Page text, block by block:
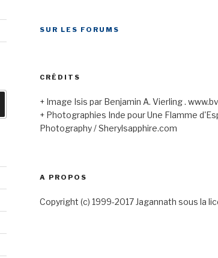
Recherche
SUR LES FORUMS
CRÉDITS
+ Image Isis par Benjamin A. Vierling .
+ Photographies Inde pour Une Flamme
Photography / Sherylsapphire.com
A PROPOS
Copyright (c) 1999-2017 Jagannath sous la